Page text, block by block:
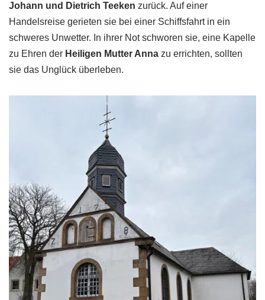
Johann und Dietrich Teeken zurück. Auf einer
Handelsreise gerieten sie bei einer Schiffsfahrt in ein
schweres Unwetter. In ihrer Not schworen sie, eine Kapelle
zu Ehren der Heiligen Mutter Anna zu errichten, sollten
sie das Unglück überleben.